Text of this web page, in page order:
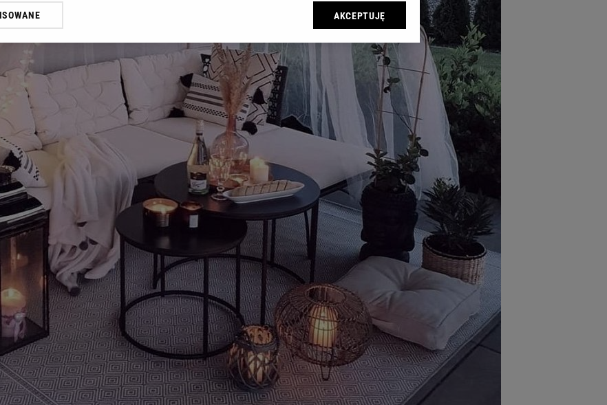
też zgodę na zainstalowanie i przechowywanie plików cookie Gazeta.pl sp. z o.o., jej
narzędzie do zarządzania twoimi preferencjami dot. przetwarzania danych poprzez
” w stopce serwisu i przechodząc do „Ustawień Zaawansowanych”. Zmiana ustawień
za pomocą ustawień przeglądarki.
Agora S.A. możemy przetwarzać dane osobowe w następujących celach:
geolokalizacyjnych. Aktywne skanowanie charakterystyki urządzenia do celów identyfikacji.
na urządzeniu lub dostęp do nich. Spersonalizowane reklamy i treści, pomiar reklam i treści,
usług.
Lista Zaufanych Partnerów
AKCEPTUJĘ